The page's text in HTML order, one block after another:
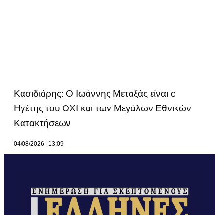
Κασιδιάρης: Ο Ιωάννης Μεταξάς είναι ο
Ηγέτης του ΟΧΙ και των Μεγάλων Εθνικών
Κατακτήσεων
04/08/2026 13:09